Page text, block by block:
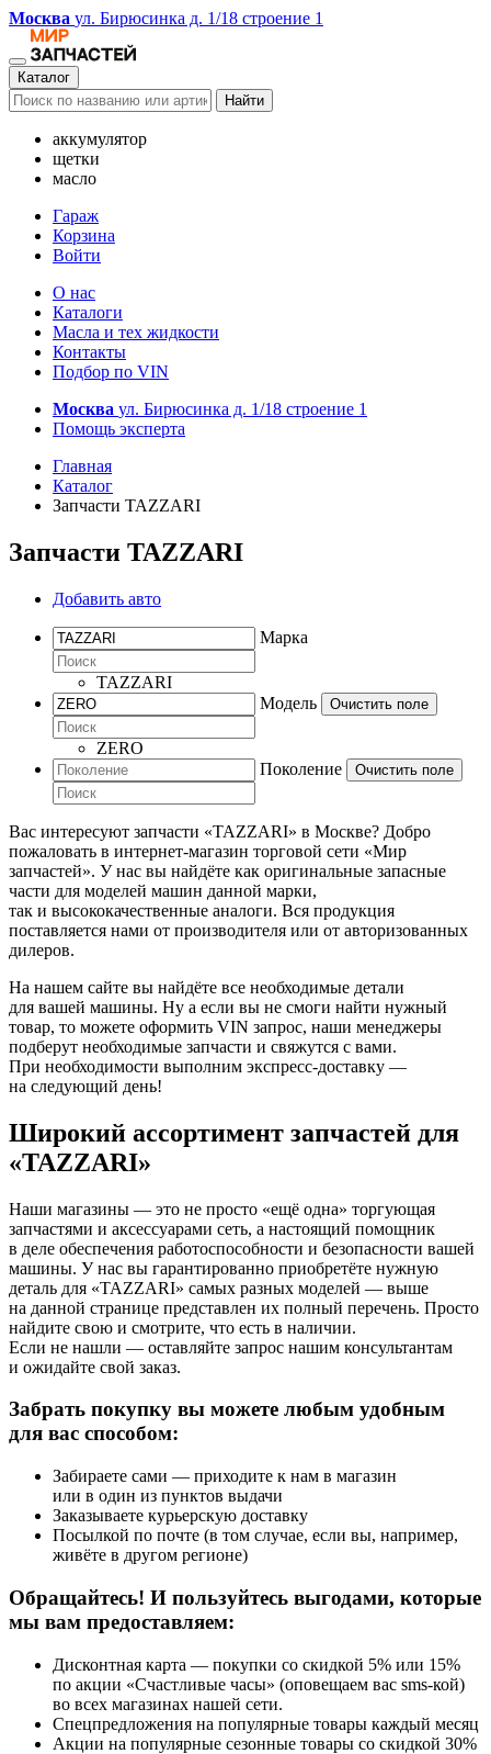
Москва ул. Бирюсинка д. 1/18 строение 1
Каталог
Найти
аккумулятор
щетки
масло
Гараж
Корзина
Войти
О нас
Каталоги
Масла и тех жидкости
Контакты
Подбор по VIN
Москва ул. Бирюсинка д. 1/18 строение 1
Помощь эксперта
Главная
Каталог
Запчасти TAZZARI
Запчасти TAZZARI
Добавить авто
Марка
TAZZARI
Модель
Очистить поле
ZERO
Поколение
Очистить поле
Вас интересуют запчасти «TAZZARI» в Москве? Добро
пожаловать в интернет-магазин торговой сети «Мир
запчастей». У нас вы найдёте как оригинальные запасные
части для моделей машин данной марки,
так и высококачественные аналоги. Вся продукция
поставляется нами от производителя или от авторизованных
дилеров.
На нашем сайте вы найдёте все необходимые детали
для вашей машины. Ну а если вы не смоги найти нужный
товар, то можете оформить VIN запрос, наши менеджеры
подберут необходимые запчасти и свяжутся с вами.
При необходимости выполним экспресс-доставку —
на следующий день!
Широкий ассортимент запчастей для
«TAZZARI»
Наши магазины — это не просто «ещё одна» торгующая
запчастями и аксессуарами сеть, а настоящий помощник
в деле обеспечения работоспособности и безопасности вашей
машины. У нас вы гарантированно приобретёте нужную
деталь для «TAZZARI» самых разных моделей — выше
на данной странице представлен их полный перечень. Просто
найдите свою и смотрите, что есть в наличии.
Если не нашли — оставляйте запрос нашим консультантам
и ожидайте свой заказ.
Забрать покупку вы можете любым удобным
для вас способом:
Забираете сами — приходите к нам в магазин
или в один из пунктов выдачи
Заказываете курьерскую доставку
Посылкой по почте (в том случае, если вы, например,
живёте в другом регионе)
Обращайтесь! И пользуйтесь выгодами, которые
мы вам предоставляем:
Дисконтная карта — покупки со скидкой 5% или 15%
по акции «Счастливые часы» (оповещаем вас sms-кой)
во всех магазинах нашей сети.
Спецпредложения на популярные товары каждый месяц
Акции на популярные сезонные товары со скидкой 30%